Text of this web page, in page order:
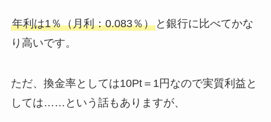
年利は1％（月利：0.083％）と銀行に比べてかな
り高いです。
ただ、換金率としては10Pt＝1円なので実質利益と
しては……という話もありますが、